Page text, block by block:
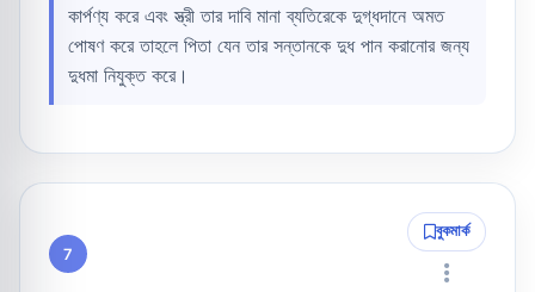
কার্পণ্য করে এবং স্ত্রী তার দাবি মানা ব্যতিরেকে দুগ্ধদানে অমত
পোষণ করে তাহলে পিতা যেন তার সন্তানকে দুধ পান করানোর জন্য
দুধমা নিযুক্ত করে।
7
বুকমার্ক